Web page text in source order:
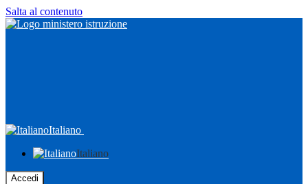
Salta al contenuto
Italiano
Italiano
Accedi